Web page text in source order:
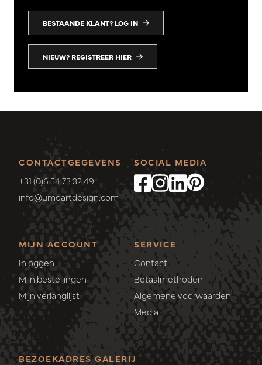
BESTAANDE KLANT? LOG IN
NIEUW? REGISTREER HIER
CONTACTGEGEVENS
+31 (0)6 54 73 32 49
info@umoartdesign.com
MIJN ACCOUNT
Inloggen
Mijn bestellingen
Mijn verlanglijst
SERVICE
Contact
Betaalmethoden
Algemene voorwaarden
Media
SOCIAL MEDIA
BEZOEKADRES GALERIJ